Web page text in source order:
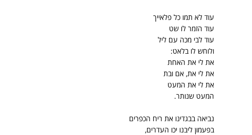
עוד לא תמו כל פלאייך
עוד הזמר לו שט
עוד לבי מכה עם ליל
ולוחש לו בלאט:
את לי את האחת
את לי את, אם ובת
את לי את המעט
המעט שנותר.
נביאה בבגדינו את ריח הכפרים
בפעמון ליבנו יכו העדרים,